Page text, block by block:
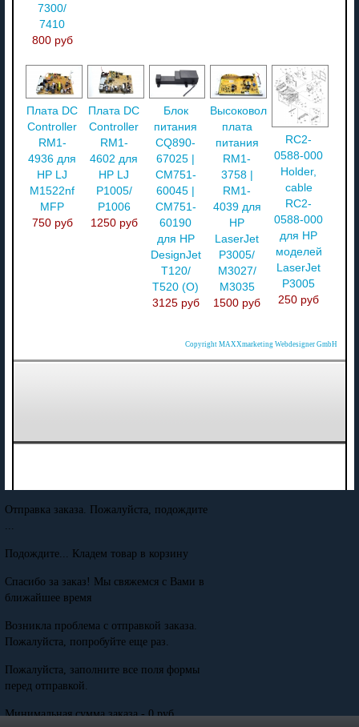
7300/
7410
800 руб
Плата DC
Controller
RM1-
4936 для
HP LJ
M1522nf
MFP
750 руб
Плата DC
Controller
RM1-
4602 для
HP LJ
P1005/
P1006
1250 руб
Блок
питания
CQ890-
67025 |
CM751-
60045 |
CM751-
60190
для HP
DesignJet
T120/
T520 (O)
3125 руб
Высоковольтная
плата
питания
RM1-
3758 |
RM1-
4039 для
HP
LaserJet
P3005/
M3027/
M3035
1500 руб
RC2-
0588-000
Holder,
cable
RC2-
0588-000
для HP
моделей
LaserJet
P3005
250 руб
Copyright MAXXmarketing Webdesigner GmbH
Отправка заказа. Пожалуйста, подождите
...
Подождите... Кладем товар в корзину
Спасибо за заказ! Мы свяжемся с Вами в
ближайшее время
Возникла проблема с отправкой заказа.
Пожалуйста, попробуйте еще раз.
Пожалуйста, заполните все поля формы
перед отправкой.
Минимальная сумма заказа - 0 руб.